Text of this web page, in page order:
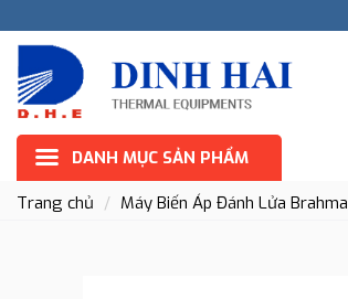
DANH MỤC SẢN PHẨM
Trang chủ Máy Biến Áp Đánh Lửa Brahma